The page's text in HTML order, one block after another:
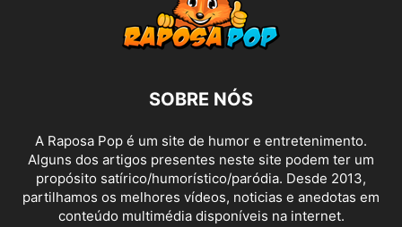
SOBRE NÓS
A Raposa Pop é um site de humor e entretenimento.
Alguns dos artigos presentes neste site podem ter um
propósito satírico/humorístico/paródia. Desde 2013,
partilhamos os melhores vídeos, noticias e anedotas em
conteúdo multimédia disponíveis na internet.